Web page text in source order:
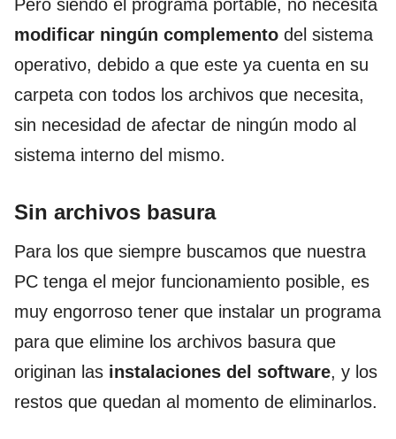
Pero siendo el programa portable, no necesita
modificar ningún complemento del sistema
operativo, debido a que este ya cuenta en su
carpeta con todos los archivos que necesita,
sin necesidad de afectar de ningún modo al
sistema interno del mismo.
Sin archivos basura
Para los que siempre buscamos que nuestra
PC tenga el mejor funcionamiento posible, es
muy engorroso tener que instalar un programa
para que elimine los archivos basura que
originan las instalaciones del software, y los
restos que quedan al momento de eliminarlos.